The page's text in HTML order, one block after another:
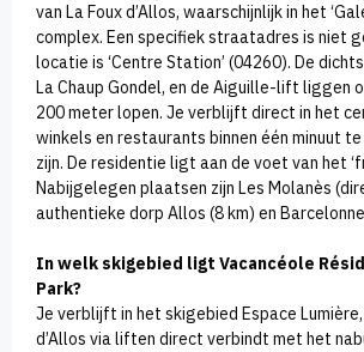
van La Foux d’Allos, waarschijnlijk in het
complex. Een specifiek straatadres is niet
locatie is ‘Centre Station’ (04260). De
La Chaup Gondel, en de Aiguille-lift liggen
200 meter lopen. Je verblijft direct in het
winkels en restaurants binnen één minuut
zijn. De residentie ligt aan de voet van het
Nabijgelegen plaatsen zijn Les Molanès
authentieke dorp Allos (8 km) en
In welk skigebied ligt Vacancéole
Park?
Je verblijft in het skigebied Espace
d’Allos via liften direct verbindt met het